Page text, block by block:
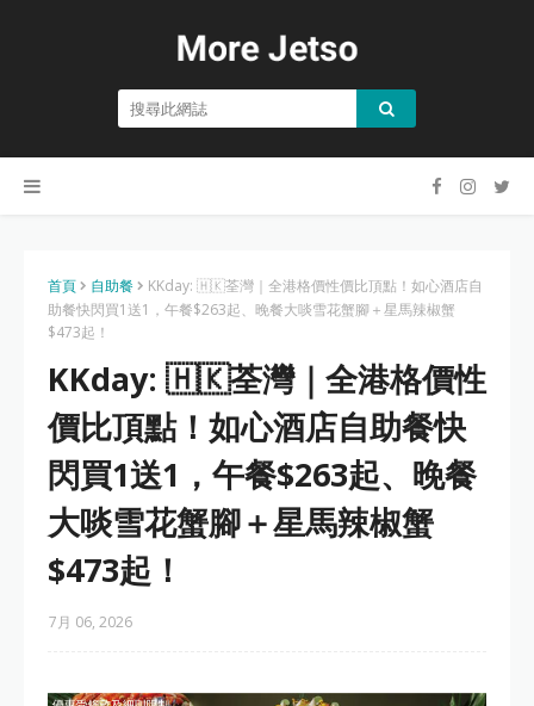
首頁 自助餐
KKday: 🇭🇰荃灣｜全港格價性價比頂點！如心酒店自
助餐快閃買1送1，午餐$263起、晚餐大啖雪花蟹腳＋星馬辣椒蟹
$473起！
KKday: 🇭🇰荃灣｜全港格價性
價比頂點！如心酒店自助餐快
閃買1送1，午餐$263起、晚餐
大啖雪花蟹腳＋星馬辣椒蟹
$473起！
7月 06, 2026